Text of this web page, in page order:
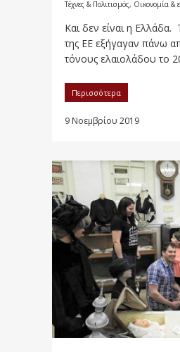
Τέχνες & Πολιτισμός, Οικονομία &
Και δεν είναι η Ελλάδα.
της ΕΕ εξήγαγαν πάνω
τόνους ελαιολάδου το
Περισσότερα
9 Νοεμβρίου 2019